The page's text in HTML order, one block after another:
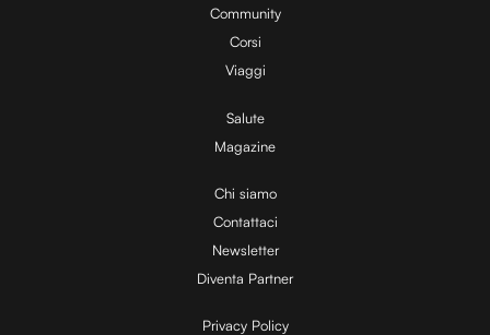
Community
Corsi
Viaggi
Salute
Magazine
Chi siamo
Contattaci
Newsletter
Diventa Partner
Privacy Policy